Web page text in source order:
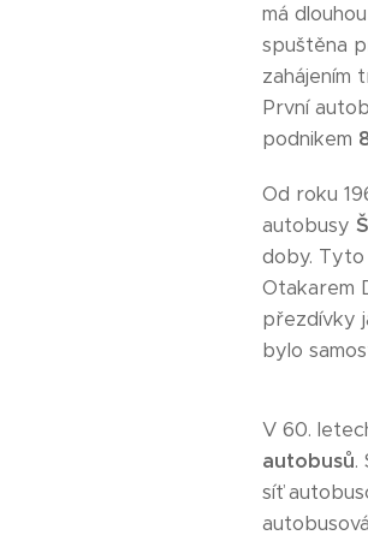
má
spuštěna
zahájením
První
podnikem
Od roku
autobusy
doby. Tyto
Otakarem
přezdívky
bylo
V 60.
autobusů.
síť